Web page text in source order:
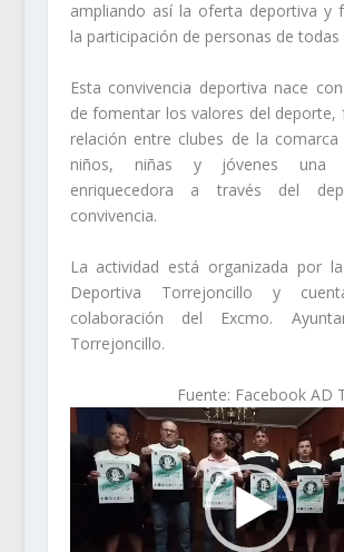
ampliando así la oferta deportiva y
la participación de personas de todas
Esta convivencia deportiva nace
de fomentar los valores del deporte,
relación entre clubes de la
niños, niñas y jóvenes una
enriquecedora a través del
convivencia.
La actividad está organizada por
Deportiva Torrejoncillo y
colaboración del Excmo.
Torrejoncillo.
Fuente: Facebook AD
Reproductor
de
vídeo